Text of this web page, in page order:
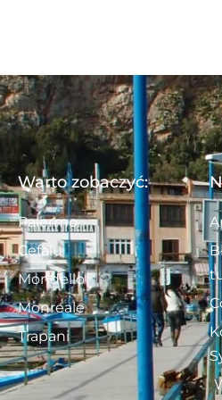
Warto zobaczyć:
Palermo
Cefalu
Mondello
Monreale
Trapani